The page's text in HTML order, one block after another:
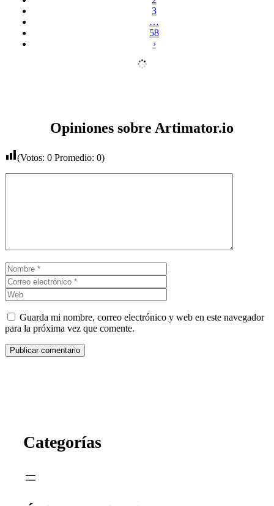
3
…
58
›
Opiniones sobre Artimator.io
(Votos: 0 Promedio: 0)
Nombre
electrónico
Guarda mi nombre, correo electrónico y web en este navegador
para la próxima vez que comente.
Categorías